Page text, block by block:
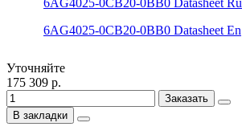
6AG4025-0CB20-0BB0 Datasheet En
Уточняйте
175 309 р.
Заказать
В закладки